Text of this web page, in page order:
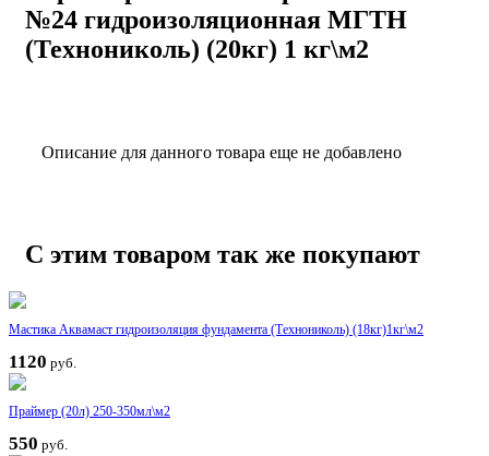
№24 гидроизоляционная МГТН
(Технониколь) (20кг) 1 кг\м2
Описание для данного товара еще не добавлено
С этим товаром так же покупают
Мастика Аквамаст гидроизоляция фундамента (Технониколь) (18кг)1кг\м2
1120 руб.
Праймер (20л) 250-350мл\м2
550 руб.